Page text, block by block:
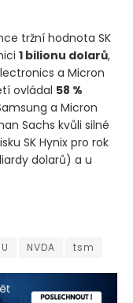
tržní hodnota SK
1 bilionu dolarů,
a Micron
ovládal 58 %
a Micron
Sachs kvůli silné
SK Hynix pro rok
dolarů) a u
Chey Tae-won,
NVDA tsm